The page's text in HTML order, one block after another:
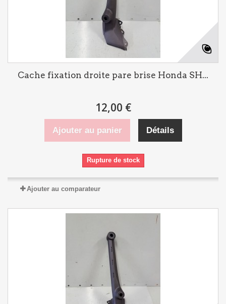
Cache fixation droite pare brise Honda SH...
12,00 €
Ajouter au panier Détails
Rupture de stock
Ajouter au comparateur